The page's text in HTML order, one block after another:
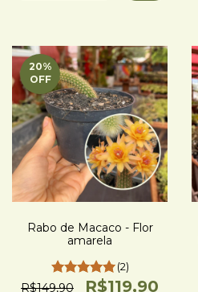
20%
OFF
Rabo de Macaco - Flor
amarela
(2)
R$149,90 R$119,90